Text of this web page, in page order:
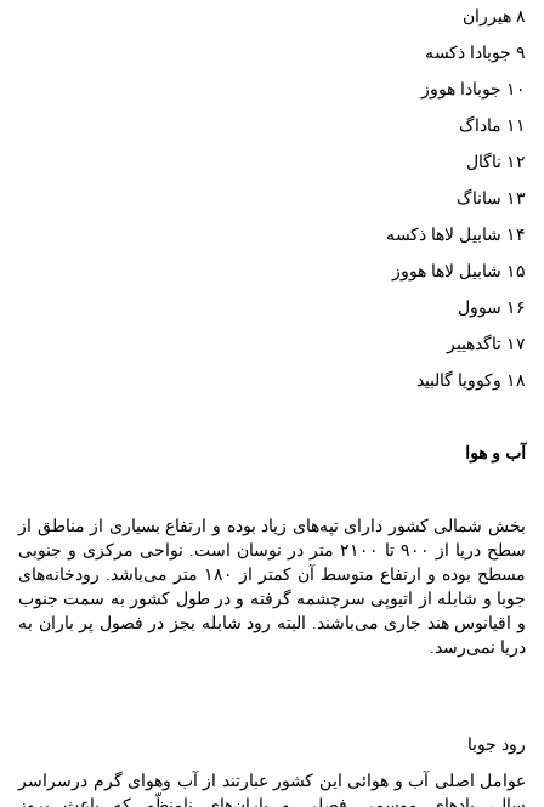
۸ هیرران
۹ جوبادا ذکسه
۱۰ جوبادا هووز
۱۱ ماداگ
۱۲ ناگال
۱۳ ساناگ
۱۴ شابیل لاها ذکسه
۱۵ شابیل لاها هووز
۱۶ سوول
۱۷ تاگدهییر
۱۸ وکوویا گالبید
آب و هوا
بخش شمالی کشور دارای تپه‌های زیاد بوده و ارتفاع بسیاری از مناطق از
سطح دریا از ۹۰۰ تا ۲۱۰۰ متر در نوسان است. نواحی مرکزی و جنوبی
مسطح بوده و ارتفاع متوسط آن کمتر از ۱۸۰ متر می‌باشد. رودخانه‌های
جوبا و شابله از اتیوپی سرچشمه گرفته و در طول کشور به سمت جنوب
و اقیانوس هند جاری می‌باشند. البته رود شابله بجز در فصول پر باران به
دریا نمی‌رسد.
رود جوبا
عوامل اصلی آب و هوائی این کشور عبارتند از آب وهوای گرم درسراسر